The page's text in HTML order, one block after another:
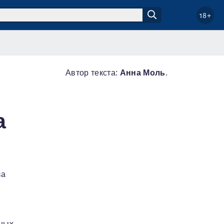
18+
Автор текста: Анна Моль.